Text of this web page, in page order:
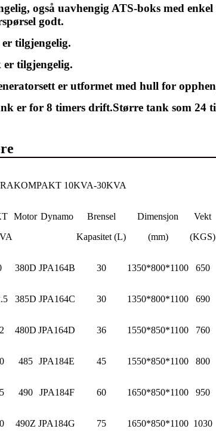
også uavhengig ATS-boks med
godt.
tilgjengelig.
tilgjengelig.
er utformet med hull for
er for 8 timers drift.Større tank som 24
10KVA-30KVA
Motor Dynamo
Brensel
Kapasitet (L)
Dimensjon
(mm)
Vekt
(KGS)
380D JPA164B 30 1350*800*1100 650
385D JPA164C 30 1350*800*1100 690
480D JPA164D 36 1550*850*1100 760
485 JPA184E 45 1550*850*1100 800
490 JPA184F 60 1650*850*1100 950
490Z JPA184G 75 1650*850*1100 1030